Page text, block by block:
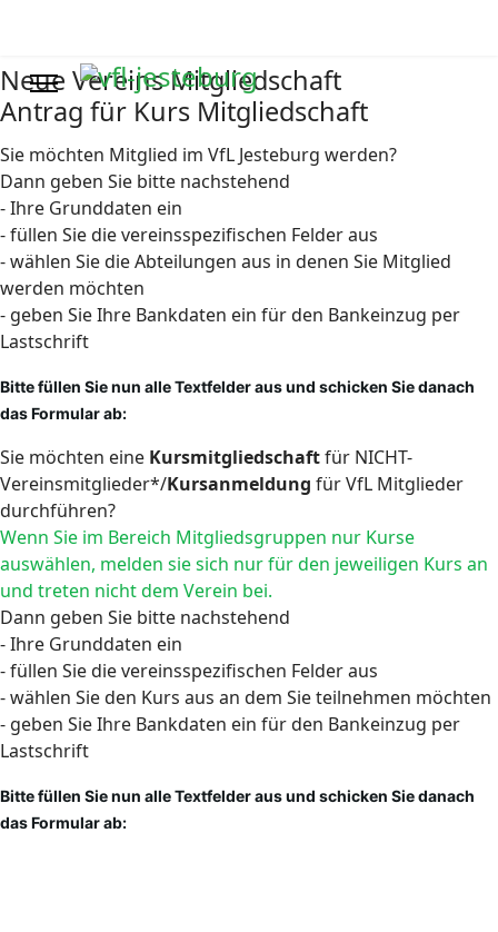
Neue Vereins Mitgliedschaft
Antrag für Kurs Mitgliedschaft
Sie möchten Mitglied im VfL Jesteburg werden?
Dann geben Sie bitte nachstehend
- Ihre Grunddaten ein
- füllen Sie die vereinsspezifischen Felder aus
- wählen Sie die Abteilungen aus in denen Sie Mitglied
werden möchten
- geben Sie Ihre Bankdaten ein für den Bankeinzug per
Lastschrift
Bitte füllen Sie nun alle Textfelder aus und schicken Sie danach
das Formular ab:
Sie möchten eine Kursmitgliedschaftfür NICHT-
Vereinsmitglieder*/Kursanmeldung für VfL Mitglieder
durchführen?
Wenn Sie im Bereich Mitgliedsgruppen nur Kurse
auswählen, melden sie sich nur für den jeweiligen Kurs an
und treten nicht dem Verein bei.
Dann geben Sie bitte nachstehend
- Ihre Grunddaten ein
- füllen Sie die vereinsspezifischen Felder aus
- wählen Sie den Kurs aus an dem Sie teilnehmen möchten
- geben Sie Ihre Bankdaten ein für den Bankeinzug per
Lastschrift
Bitte füllen Sie nun alle Textfelder aus und schicken Sie danach
das Formular ab: